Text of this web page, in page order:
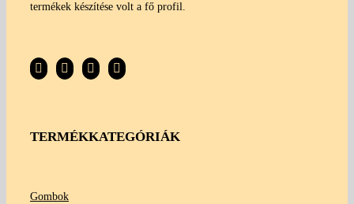
termékek készítése volt a fő profil.
TERMÉKKATEGÓRIÁK
Gombok